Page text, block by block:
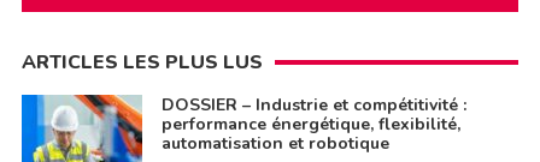
ARTICLES LES PLUS LUS
DOSSIER – Industrie et compétitivité :
performance énergétique, flexibilité,
automatisation et robotique